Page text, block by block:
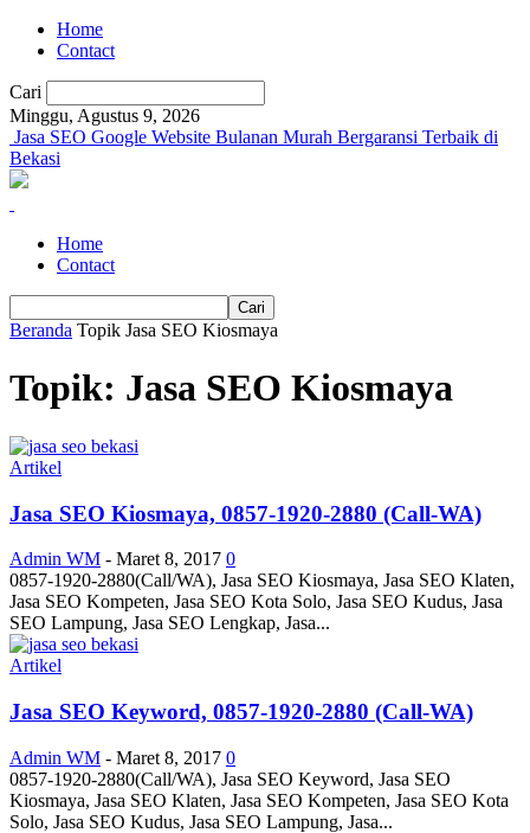
Home
Contact
Cari
Minggu, Agustus 9, 2026
Jasa SEO Google Website Bulanan Murah Bergaransi Terbaik di
Bekasi
Home
Contact
Beranda Topik Jasa SEO Kiosmaya
Topik: Jasa SEO Kiosmaya
Artikel
Jasa SEO Kiosmaya, 0857-1920-2880 (Call-WA)
Admin WM - Maret 8, 2017 0
0857-1920-2880(Call/WA), Jasa SEO Kiosmaya, Jasa SEO Klaten,
Jasa SEO Kompeten, Jasa SEO Kota Solo, Jasa SEO Kudus, Jasa
SEO Lampung, Jasa SEO Lengkap, Jasa...
Artikel
Jasa SEO Keyword, 0857-1920-2880 (Call-WA)
Admin WM - Maret 8, 2017 0
0857-1920-2880(Call/WA), Jasa SEO Keyword, Jasa SEO
Kiosmaya, Jasa SEO Klaten, Jasa SEO Kompeten, Jasa SEO Kota
Solo, Jasa SEO Kudus, Jasa SEO Lampung, Jasa...